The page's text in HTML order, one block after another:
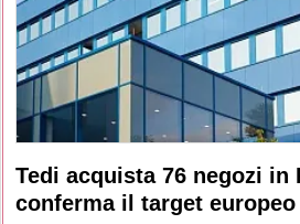
Tedi acquista 76 negozi in
conferma il target europeo